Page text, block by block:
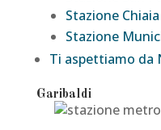
Stazione Chiaia
Stazione
Ti aspettiamo da
Garibaldi